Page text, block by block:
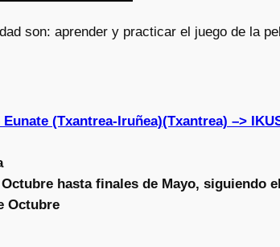
son: aprender y practicar el juego de la
(Txantrea-Iruñea)(Txantrea) –>
hasta finales de Mayo, siguiendo
Octubre